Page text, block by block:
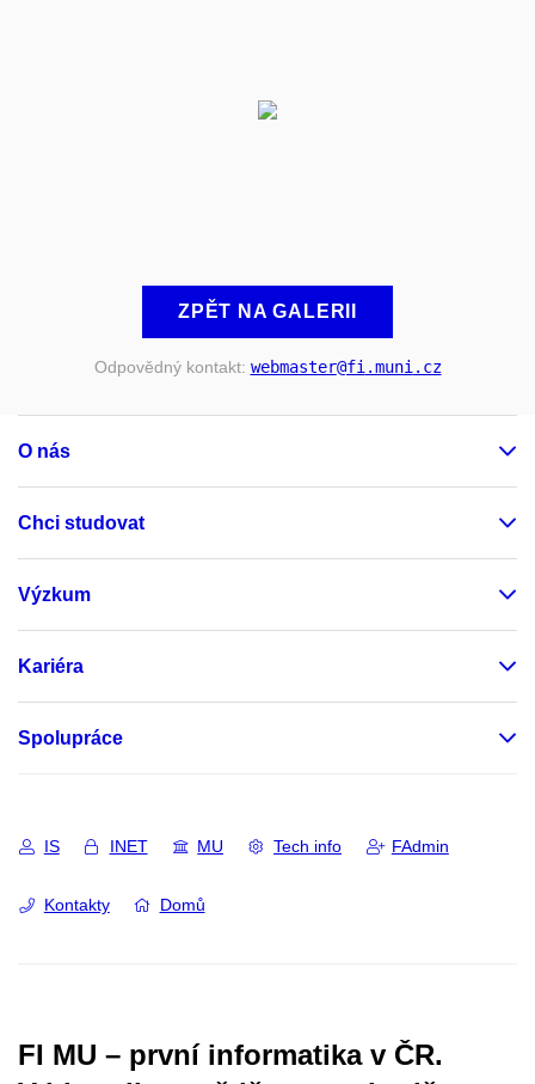
ZPĚT NA GALERII
Odpovědný kontakt: webmaster@fi.muni.cz
O nás
Chci studovat
Výzkum
Kariéra
Spolupráce
IS INET MU Tech info FAdmin
Kontakty Domů
FI MU – první informatika v ČR.